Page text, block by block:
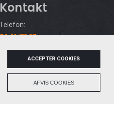
Kontakt
Telefon:
24 46 77 50
Email:
kontor@paick.nu
ACCEPTER COOKIES
AFVIS COOKIES